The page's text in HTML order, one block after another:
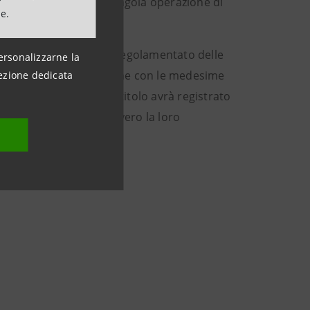
la
dedicata
sul mercato regolamentato delle
di Incentivazione con le medesime
di riferimento che il titolo avrà registrato
diminuito del 10%, ovvero la loro